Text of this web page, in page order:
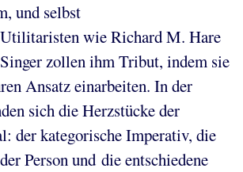
und selbst
wie Richard M. Hare
zollen ihm Tribut, indem sie
Ansatz einarbeiten. In der
sich die Herzstücke der
der kategorische Imperativ, die
Person und die entschiedene